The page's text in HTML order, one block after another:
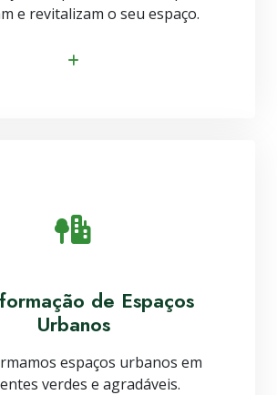
e revitalizam o seu espaço.
de Espaços
Urbanos
espaços urbanos em
verdes e agradáveis.